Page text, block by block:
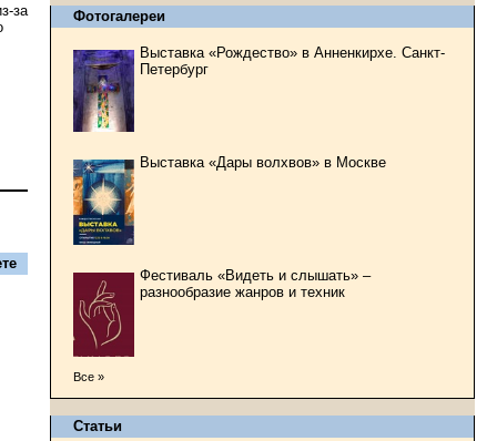
за
Фотогалереи
Выставка «Рождество» в Анненкирхе. Санкт-
Петербург
Выставка «Дары волхвов» в Москве
Фестиваль «Видеть и слышать» –
разнообразие жанров и техник
Все »
Статьи